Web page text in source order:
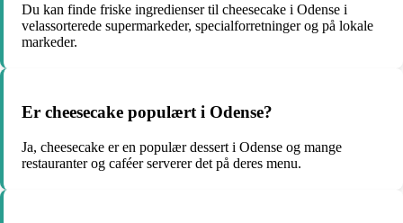
Du kan finde friske ingredienser til cheesecake i Odense i
velassorterede supermarkeder, specialforretninger og på lokale
markeder.
Er cheesecake populært i Odense?
Ja, cheesecake er en populær dessert i Odense og mange
restauranter og caféer serverer det på deres menu.